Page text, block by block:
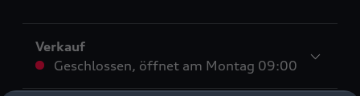
Verkauf
Geschlossen, öffnet am Montag 09:00